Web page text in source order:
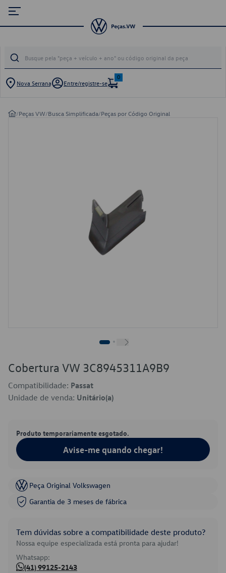
Nova Serrana Entre/registre-se
0
/Peças VW/Busca Simplificada/Peças por Código Original
Cobertura VW 3C8945311A9B9
Compatibilidade: Passat
Unidade de venda: Unitário(a)
Produto temporariamente esgotado.
Avise-me quando chegar!
Peça Original Volkswagen
Garantia de 3 meses de fábrica
Tem dúvidas sobre a compatibilidade deste produto?
Nossa equipe especializada está pronta para ajudar!
Whatsapp:
(41) 99125-2143